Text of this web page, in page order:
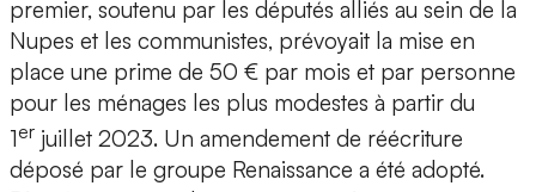
premier, soutenu par les députés alliés au sein de la
Nupes et les communistes, prévoyait la mise en
place une prime de 50 € par mois et par personne
pour les ménages les plus modestes à partir du
1er juillet 2023. Un amendement de réécriture
déposé par le groupe Renaissance a été adopté.